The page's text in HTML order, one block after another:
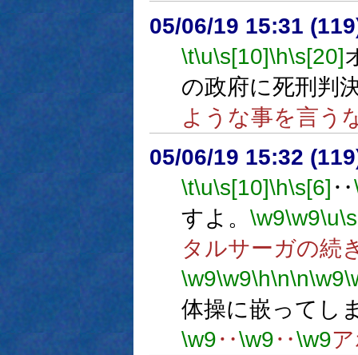
05/06/19 15:31
\t\u\s[10]\h\s[20]
の政府に死刑判
ような事を言う
05/06/19 15:32
\t\u\s[10]\h\s[6] ‥
すよ。 \w9\w9\u
タルサーガの続
\w9\w9\h\n\n\w9
体操に嵌ってし
\w9‥\w9‥\w9